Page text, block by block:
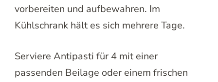
vorbereiten und aufbewahren. Im
Kühlschrank hält es sich mehrere Tage.
Serviere Antipasti für 4 mit einer
passenden Beilage oder einem frischen